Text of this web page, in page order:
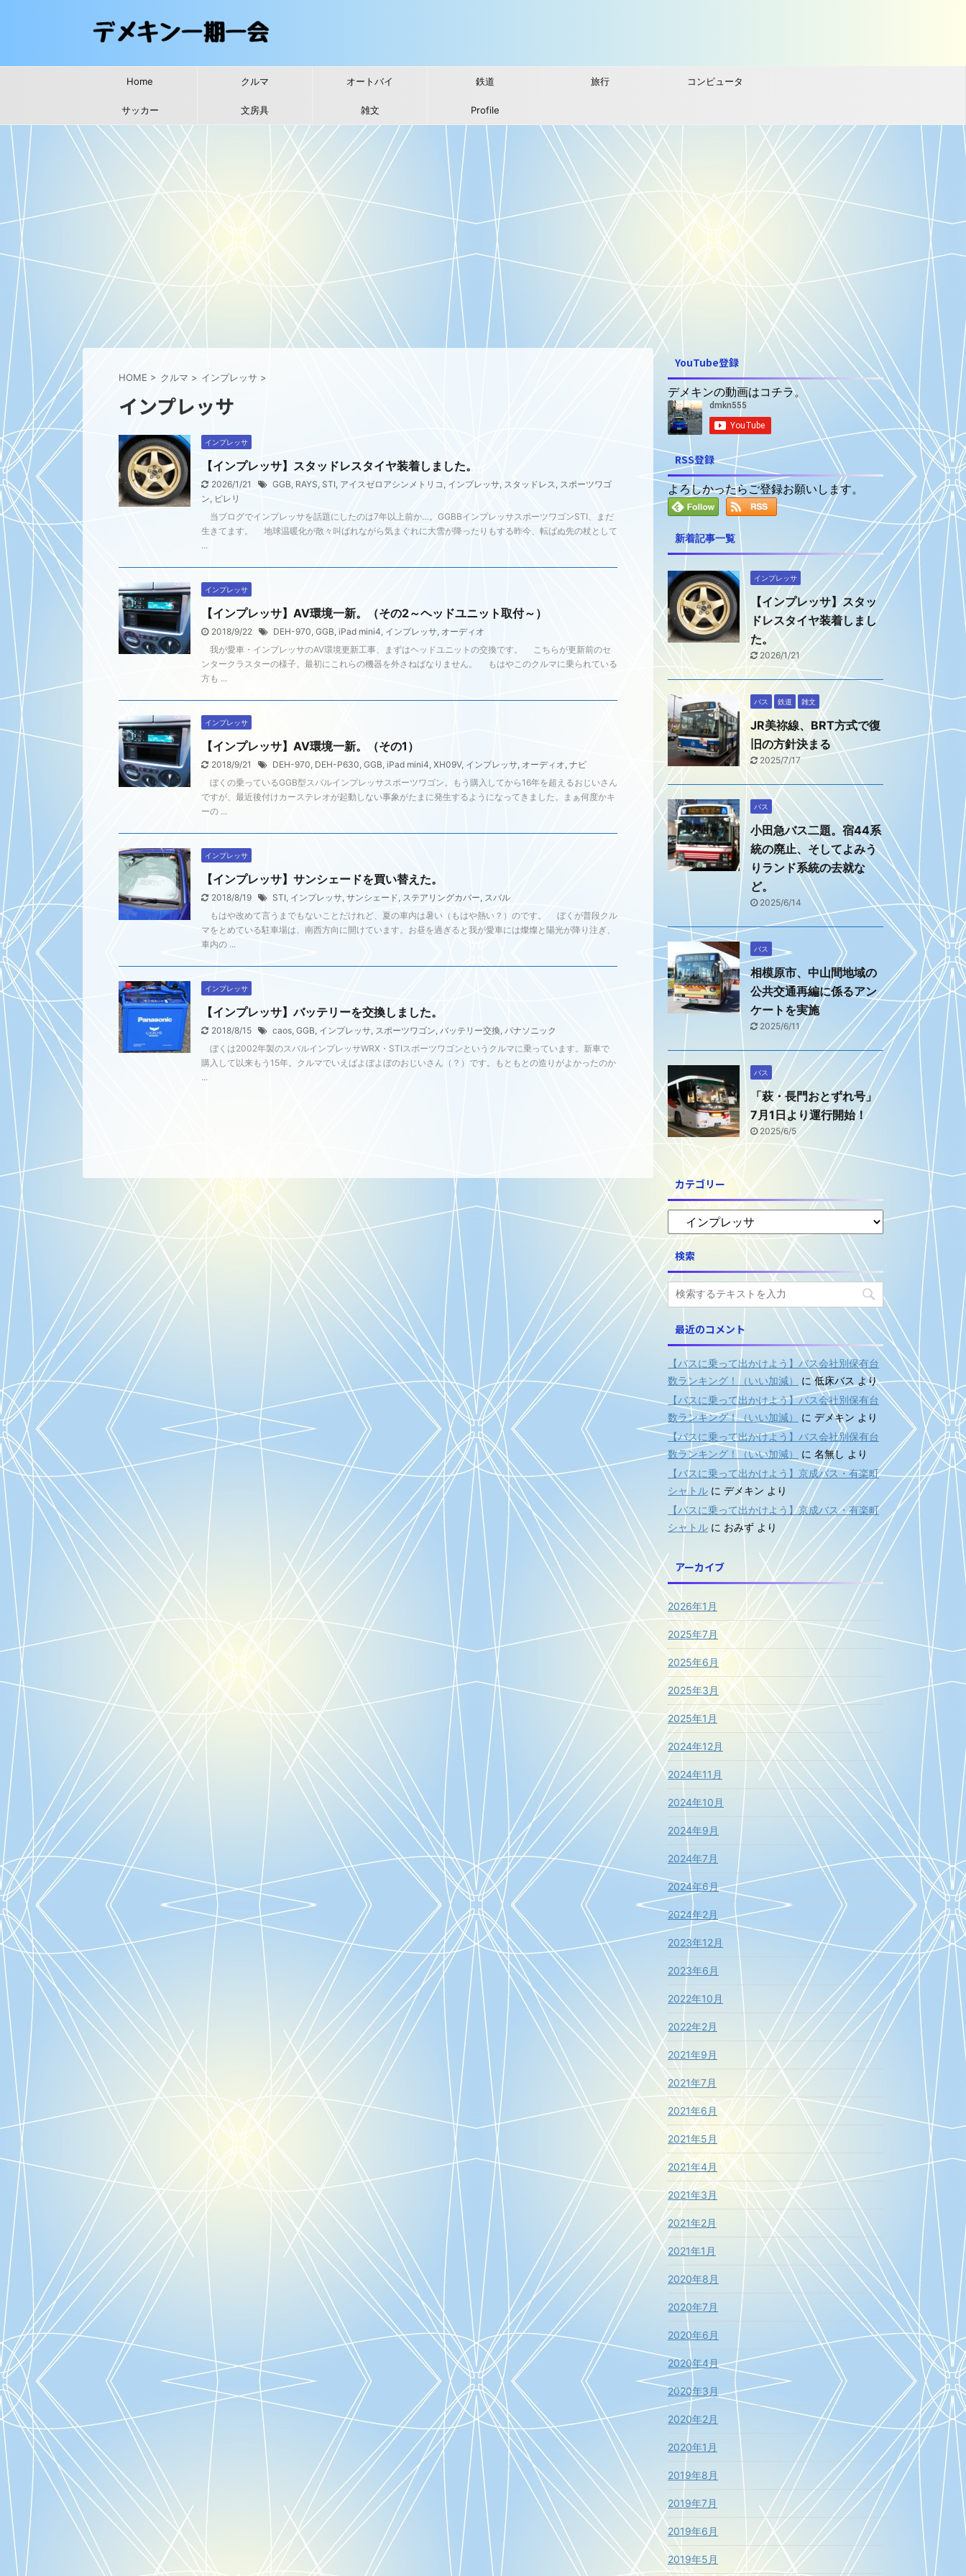
Home クルマ オートバイ 鉄道 旅行 コンピュータ
サッカー 文房具 雑文 Profile
HOME > クルマ > インプレッサ >
インプレッサ
インプレッサ
【インプレッサ】スタッドレスタイヤ装着しました。
2026/1/21 GGB, RAYS, STI, アイスゼロアシンメトリコ , インプレッサ, スタッドレス, スポーツワゴ
ン, ピレリ
当ブログでインプレッサを話題にしたのは7年以上前か…。GGBBインプレッサスポーツワゴンSTI、まだ
生きてます。 地球温暖化が散々叫ばれながら気まぐれに大雪が降ったりもする昨今、転ばぬ先の杖として
...
インプレッサ
【インプレッサ】AV環境一新。（その2～ヘッドユニット取付～）
2018/9/22 DEH-970, GGB, iPad mini4, インプレッサ, オーディオ
我が愛車・インプレッサのAV環境更新工事、まずはヘッドユニットの交換です。 こちらが更新前のセ
ンタークラスターの様子。最初にこれらの機器を外さねばなりません。 もはやこのクルマに乗られている
方も ...
インプレッサ
【インプレッサ】AV環境一新。（その1）
2018/9/21 DEH-970, DEH-P630, GGB, iPad mini4, XH09V, インプレッサ, オーディオ, ナビ
ぼくの乗っているGGB型スバルインプレッサスポーツワゴン。もう購入してから16年を超えるおじいさん
ですが、最近後付けカーステレオが起動しない事象がたまに発生するようになってきました。まぁ何度かキ
ーの ...
インプレッサ
【インプレッサ】サンシェードを買い替えた。
2018/8/19 STI, インプレッサ, サンシェード, ステアリングカバー, スバル
もはや改めて言うまでもないことだけれど、夏の車内は暑い（もはや熱い？）のです。 ぼくが普段クル
マをとめている駐車場は、南西方向に開けています。お昼を過ぎると我が愛車には燦燦と陽光が降り注ぎ、
車内の ...
インプレッサ
【インプレッサ】バッテリーを交換しました。
2018/8/15 caos, GGB, インプレッサ, スポーツワゴン, バッテリー交換, パナソニック
ぼくは2002年製のスバルインプレッサWRX・STIスポーツワゴンというクルマに乗っています。新車で
購入して以来もう15年。クルマでいえばよぼよぼのおじいさん（？）です。もともとの造りがよかったのか
...
YouTube登録
デメキンの動画はコチラ。
RSS登録
よろしかったらご登録お願いします。
新着記事一覧
インプレッサ
【インプレッサ】スタッ
ドレスタイヤ装着しまし
た。
2026/1/21
バス 鉄道 雑文
JR美祢線、BRT方式で復
旧の方針決まる
2025/7/17
バス
小田急バス二題。宿44系
統の廃止、そしてよみう
りランド系統の去就な
ど。
2025/6/14
バス
相模原市、中山間地域の
公共交通再編に係るアン
ケートを実施
2025/6/11
バス
「萩・長門おとずれ号」
7月1日より運行開始！
2025/6/5
カテゴリー
検索
最近のコメント
【バスに乗って出かけよう】バス会社別保有台
数ランキング！（いい加減）
に低床バス より
【バスに乗って出かけよう】バス会社別保有台
数ランキング！（いい加減）
に デメキン より
【バスに乗って出かけよう】バス会社別保有台
数ランキング！（いい加減）
に 名無し より
【バスに乗って出かけよう】京成バス・有楽町
シャトル に デメキン より
【バスに乗って出かけよう】京成バス・有楽町
シャトル に おみず より
アーカイブ
2026年1月
2025年7月
2025年6月
2025年3月
2025年1月
2024年12月
2024年11月
2024年10月
2024年9月
2024年7月
2024年6月
2024年2月
2023年12月
2023年6月
2022年10月
2022年2月
2021年9月
2021年7月
2021年6月
2021年5月
2021年4月
2021年3月
2021年2月
2021年1月
2020年8月
2020年7月
2020年6月
2020年4月
2020年3月
2020年2月
2020年1月
2019年8月
2019年7月
2019年6月
2019年5月